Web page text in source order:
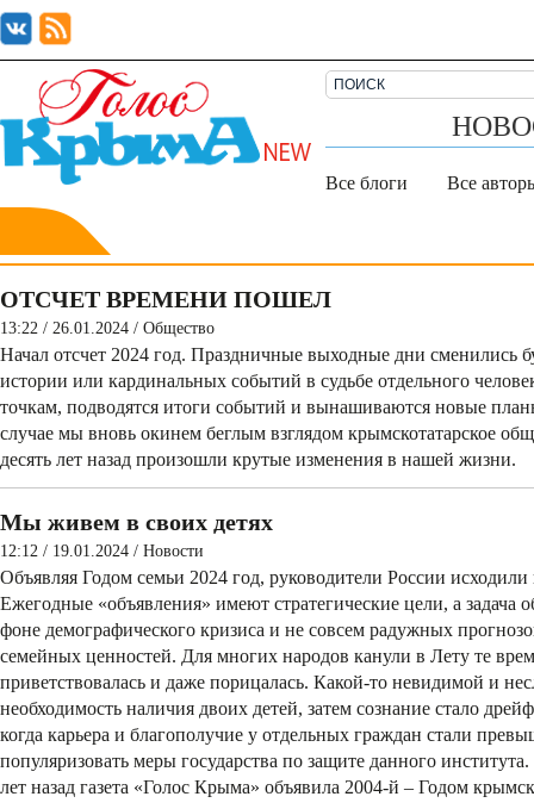
Все блоги Все
ОТСЧЕТ ВРЕМЕНИ ПОШЕЛ
13:22 / 26.01.2024 / Общество
Начал отсчет 2024 год. Праздничные­ выходные дни сменились
истории или кардинальных событий в судьбе отдельного
точкам, подводятся итоги событий и вынашиваются новые
случае мы вновь окинем беглым взглядом крымскотатарское
десять лет назад произошли крутые изменения в нашей жизни.
Мы живем в своих детях
12:12 / 19.01.2024 / Новости
Объявляя Годом семьи 2024 год, руководители России
Ежегодные «объявления» имеют стратегические цели, а
фоне демографического кризиса и не совсем радужных
семейных ценностей. Для многих народов канули в Лету те
приветствовалась и даже порицалась. Какой-то невидимой и
необходимость наличия двоих детей, затем сознание стало
когда карьера и благополучие у отдельных граждан стали
популяризовать меры государства по защите данного
лет назад газета «Голос Крыма» объявила 2004-й – Годом